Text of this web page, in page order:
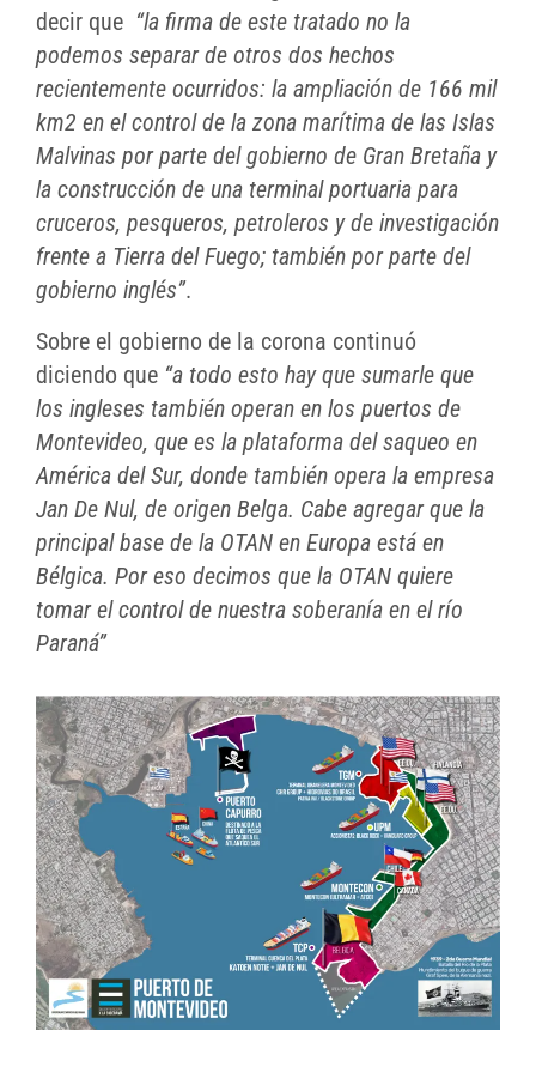
decir que “la firma de este tratado no la
podemos separar de otros dos hechos
recientemente ocurridos: la ampliación de 166 mil
km2 en el control de la zona marítima de las Islas
Malvinas por parte del gobierno de Gran Bretaña y
la construcción de una terminal portuaria para
cruceros, pesqueros, petroleros y de investigación
frente a Tierra del Fuego; también por parte del
gobierno inglés”.
Sobre el gobierno de la corona continuó
diciendo que “a todo esto hay que sumarle que
los ingleses también operan en los puertos de
Montevideo, que es la plataforma del saqueo en
América del Sur, donde también opera la empresa
Jan De Nul, de origen Belga. Cabe agregar que la
principal base de la OTAN en Europa está en
Bélgica. Por eso decimos que la OTAN quiere
tomar el control de nuestra soberanía en el río
Paraná”